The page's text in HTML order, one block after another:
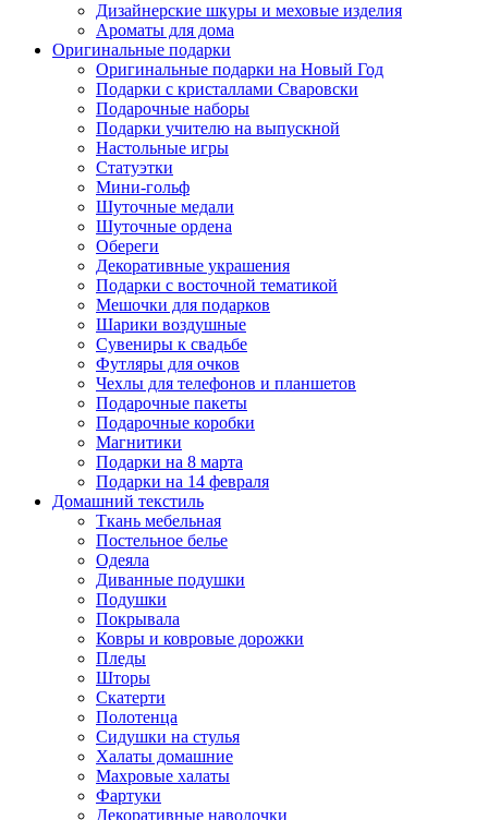
Дизайнерские шкуры и меховые изделия
Ароматы для дома
Оригинальные подарки
Оригинальные подарки на Новый Год
Подарки с кристаллами Сваровски
Подарочные наборы
Подарки учителю на выпускной
Настольные игры
Статуэтки
Мини-гольф
Шуточные медали
Шуточные ордена
Обереги
Декоративные украшения
Подарки с восточной тематикой
Мешочки для подарков
Шарики воздушные
Сувениры к свадьбе
Футляры для очков
Чехлы для телефонов и планшетов
Подарочные пакеты
Подарочные коробки
Магнитики
Подарки на 8 марта
Подарки на 14 февраля
Домашний текстиль
Ткань мебельная
Постельное белье
Одеяла
Диванные подушки
Подушки
Покрывала
Ковры и ковровые дорожки
Пледы
Шторы
Скатерти
Полотенца
Сидушки на стулья
Халаты домашние
Махровые халаты
Фартуки
Декоративные наволочки